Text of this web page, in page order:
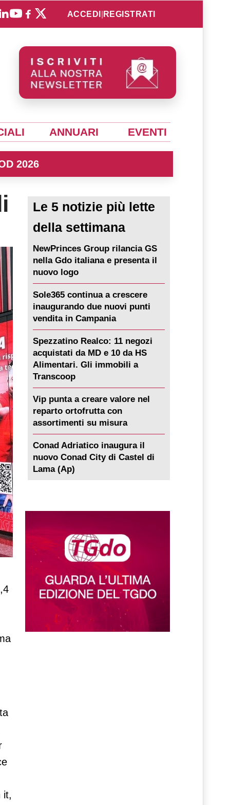
ACCEDI REGISTRATI
ANNUARI EVENTI
2026
it,
Le 5 notizie più lette
della settimana
NewPrinces Group rilancia GS
nella Gdo italiana e presenta il
nuovo logo
Sole365 continua a crescere
inaugurando due nuovi punti
vendita in Campania
Spezzatino Realco: 11 negozi
acquistati da MD e 10 da HS
Alimentari. Gli immobili a
Transcoop
Vip punta a creare valore nel
reparto ortofrutta con
assortimenti su misura
Conad Adriatico inaugura il
nuovo Conad City di Castel di
Lama (Ap)